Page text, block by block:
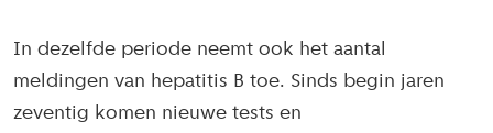
In dezelfde periode neemt ook het aantal
meldingen van hepatitis B toe. Sinds begin jaren
zeventig komen nieuwe tests en